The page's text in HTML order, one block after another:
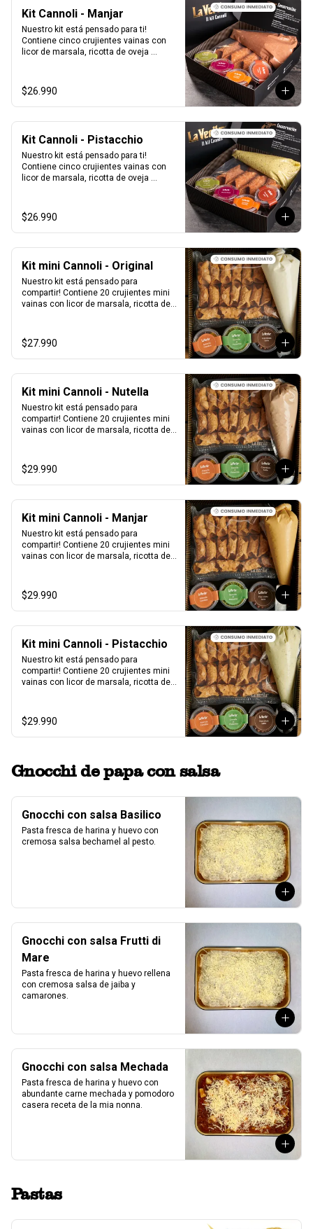
Kit Cannoli - Manjar
Nuestro kit está pensado para ti!
Contiene cinco crujientes vainas con
licor de marsala, ricotta de oveja
confitada, marrasquino, pistacho y una
exquisita crema de pistacho.
$26.990
Kit Cannoli - Pistacchio
Nuestro kit está pensado para ti!
Contiene cinco crujientes vainas con
licor de marsala, ricotta de oveja
pistacho, piel de naranja confitada,
marrasquino, pistacho y una exquisita
crema de pistacho.
$26.990
Kit mini Cannoli - Original
Nuestro kit está pensado para
compartir! Contiene 20 crujientes mini
vainas con licor de marsala, ricotta de
marrasquino, pistacho y una exquisita
crema de pistacho.
$27.990
Kit mini Cannoli - Nutella
Nuestro kit está pensado para
compartir! Contiene 20 crujientes mini
vainas con licor de marsala, ricotta de
naranja confitada, marrasquino,
pistacho y una exquisita crema de
pistacho.
$29.990
Kit mini Cannoli - Manjar
Nuestro kit está pensado para
compartir! Contiene 20 crujientes mini
vainas con licor de marsala, ricotta de
naranja confitada, marrasquino,
pistacho y una exquisita crema de
pistacho.
$29.990
Kit mini Cannoli - Pistacchio
Nuestro kit está pensado para
compartir! Contiene 20 crujientes mini
vainas con licor de marsala, ricotta de
pistacho, piel de naranja confitada,
marrasquino, pistacho y una exquisita
crema de pistacho.
$29.990
Gnocchi de papa con salsa
Gnocchi con salsa Basilico
Pasta fresca de harina y huevo con
cremosa salsa bechamel al pesto.
Gnocchi con salsa Frutti di
Mare
Pasta fresca de harina y huevo rellena
con cremosa salsa de jaiba y
camarones.
Gnocchi con salsa Mechada
Pasta fresca de harina y huevo con
abundante carne mechada y pomodoro
casera receta de la mia nonna.
Pastas